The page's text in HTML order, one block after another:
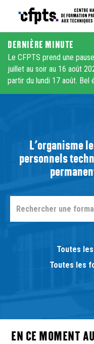
DERNIÈRE MINUTE
Le CFPTS prend une
juillet au soir au 16 août
partir du lundi 17 août. Bel
L’organisme
personnels
Toutes
Toutes les
EN CE MOMENT